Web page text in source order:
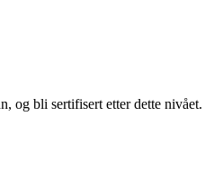
og bli sertifisert etter dette nivået.